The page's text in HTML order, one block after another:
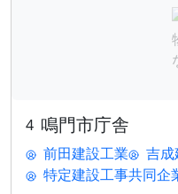
4 鳴門市庁舎
前田建設工業 吉成
特定建設工事共同企